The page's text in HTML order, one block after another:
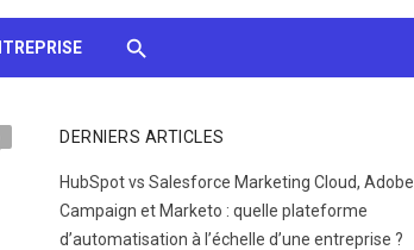
DERNIERS ARTICLES
HubSpot vs Salesforce Marketing Cloud, Adobe
Campaign et Marketo : quelle plateforme
d’automatisation à l’échelle d’une entreprise ?